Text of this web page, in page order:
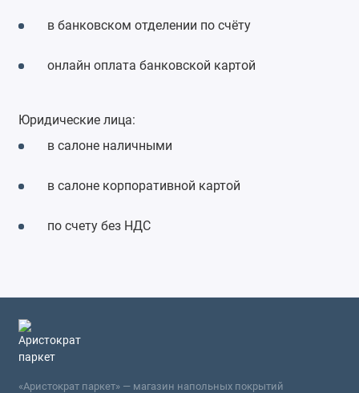
в банковском отделении по счёту
онлайн оплата банковской картой
Юридические лица:
в салоне наличными
в салоне корпоративной картой
по счету без НДС
«Аристократ паркет» — магазин напольных покрытий